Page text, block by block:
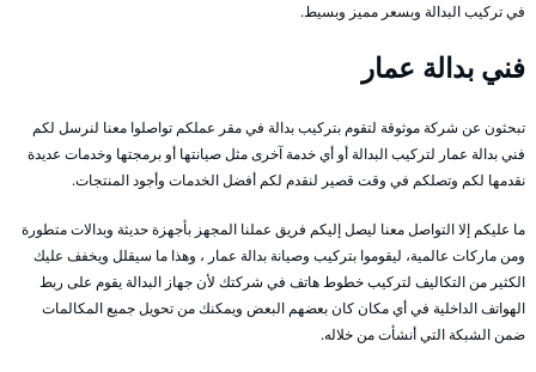
في تركيب البدالة وبسعر مميز وبسيط.
فني بدالة عمار
تبحثون عن شركة موثوقة لتقوم بتركيب بدالة في مقر عملكم تواصلوا معنا لنرسل لكم
فني بدالة عمار لتركيب البدالة أو أي خدمة آخرى مثل صيانتها أو برمجتها وخدمات عديدة
نقدمها لكم وتصلكم في وقت قصير لنقدم لكم أفضل الخدمات وأجود المنتجات.
ما عليكم إلا التواصل معنا ليصل إليكم فريق عملنا المجهز بأجهزة حديثة وبدالات متطورة
ومن ماركات عالمية، ليقوموا بتركيب وصيانة بدالة عمار ، وهذا ما سيقلل ويخفف عليك
الكثير من التكاليف لتركيب خطوط هاتف في شركتك لأن جهاز البدالة يقوم على ربط
الهواتف الداخلية في أي مكان كان بعضهم البعض ويمكنك من تحويل جميع المكالمات
ضمن الشبكة التي أنشأت من خلاله.